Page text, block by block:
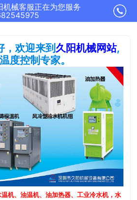
机械客服正在为您服务
，欢迎来到久阳机械网站,
度控制专家。
机、油温机、油加热器、工业冷水机，水